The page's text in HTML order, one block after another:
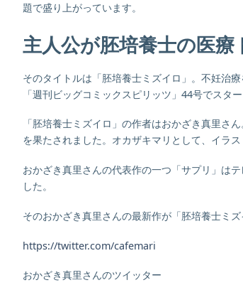
題で盛り上がっています。
主人公が胚培養士の医療
そのタイトルは「胚培養士ミズイロ」。不妊治
「週刊ビッグコミックスピリッツ」44号でスター
「胚培養士ミズイロ」の作者はおかざき真里さ
を果たされました。オカザキマリとして、イラ
おかざき真里さんの代表作の一つ「サプリ」は
した。
そのおかざき真里さんの最新作が「胚培養士ミズ
https://twitter.com/cafemari
おかざき真里さんのツイッター